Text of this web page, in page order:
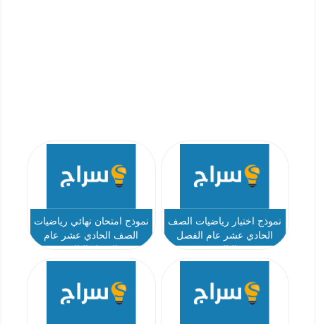
نموذج اختبار رياضيات الصف
الحادي عشر عام الفصل
نموذج امتحان نهائي رياضيات
الصف الحادي عشر عام